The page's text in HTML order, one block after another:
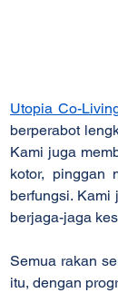
Utopia Co-
berperabot
Kami juga
kotor, pinggan
berfungsi.
berjaga-jaga
Semua rakan
itu, dengan